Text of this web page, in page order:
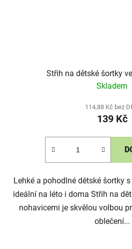
Střih na dětské šortky
Skladem
114,88 Kč bez
139 Kč
Lehké a pohodlné dětské šortky
ideální na léto i doma Střih na
nohavicemi je skvělou volbou
oblečení...